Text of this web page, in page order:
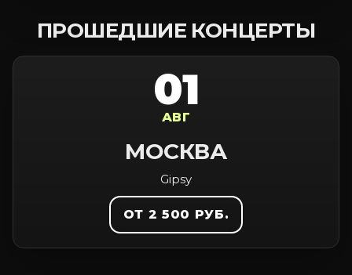
ПРОШЕДШИЕ КОНЦЕРТЫ
01
АВГ
МОСКВА
Gipsy
ОТ 2 500 РУБ.